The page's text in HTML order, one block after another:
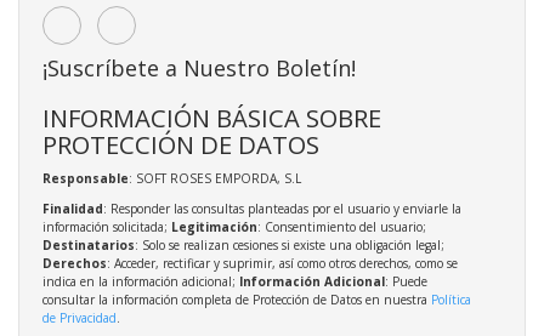
¡Suscríbete a Nuestro Boletín!
INFORMACIÓN BÁSICA SOBRE
PROTECCIÓN DE DATOS
Responsable: SOFT ROSES EMPORDA, S.L
Finalidad: Responder las consultas planteadas por el usuario y enviarle la
información solicitada; Legitimación: Consentimiento del usuario;
Destinatarios: Solo se realizan cesiones si existe una obligación legal;
Derechos: Acceder, rectificar y suprimir, así como otros derechos, como se
indica en la información adicional; Información Adicional: Puede
consultar la información completa de Protección de Datos en nuestra Política
de Privacidad